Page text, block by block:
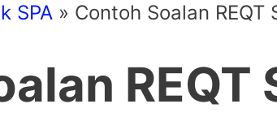
SPA » Contoh Soalan